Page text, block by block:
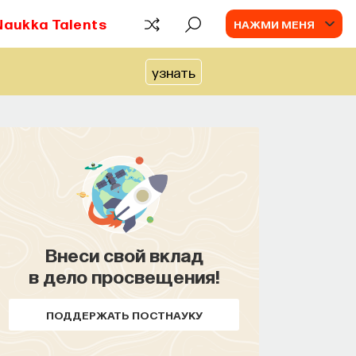
Talents НАЖМИ МЕНЯ
узнать
Внеси свой вклад
в дело просвещения!
ПОДДЕРЖАТЬ ПОСТНАУКУ
Что такое партнёрский материал?